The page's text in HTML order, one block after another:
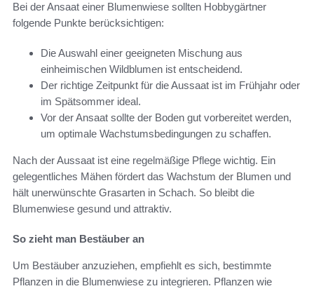
Bei der Ansaat einer Blumenwiese sollten Hobbygärtner
folgende Punkte berücksichtigen:
Die Auswahl einer geeigneten Mischung aus
einheimischen Wildblumen ist entscheidend.
Der richtige Zeitpunkt für die Aussaat ist im Frühjahr oder
im Spätsommer ideal.
Vor der Ansaat sollte der Boden gut vorbereitet werden,
um optimale Wachstumsbedingungen zu schaffen.
Nach der Aussaat ist eine regelmäßige Pflege wichtig. Ein
gelegentliches Mähen fördert das Wachstum der Blumen und
hält unerwünschte Grasarten in Schach. So bleibt die
Blumenwiese gesund und attraktiv.
So zieht man Bestäuber an
Um Bestäuber anzuziehen, empfiehlt es sich, bestimmte
Pflanzen in die Blumenwiese zu integrieren. Pflanzen wie